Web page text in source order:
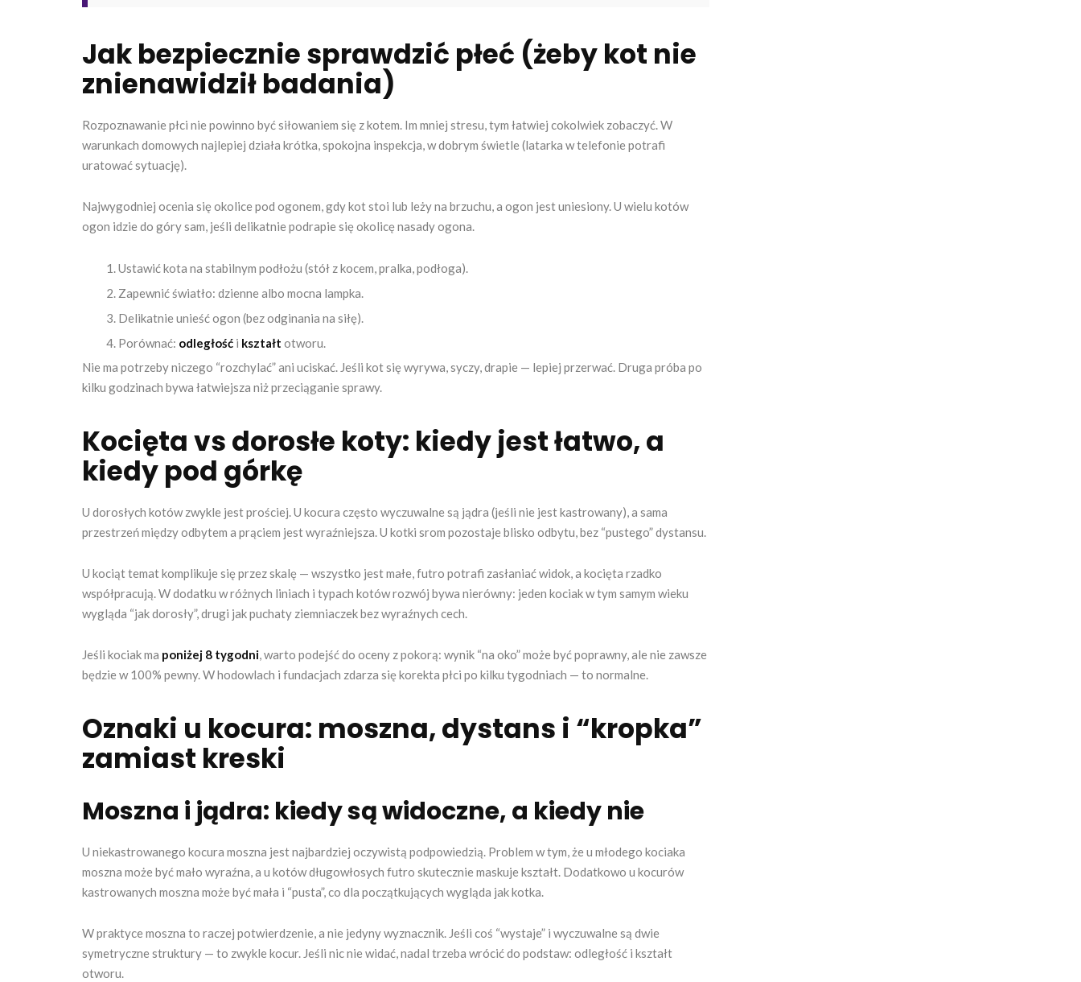
Jak bezpiecznie sprawdzić płeć (żeby kot nie
znienawidził badania)
Rozpoznawanie płci nie powinno być siłowaniem się z kotem. Im mniej stresu, tym łatwiej cokolwiek zobaczyć. W
warunkach domowych najlepiej działa krótka, spokojna inspekcja, w dobrym świetle (latarka w telefonie potrafi
uratować sytuację).
Najwygodniej ocenia się okolice pod ogonem, gdy kot stoi lub leży na brzuchu, a ogon jest uniesiony. U wielu kotów
ogon idzie do góry sam, jeśli delikatnie podrapie się okolicę nasady ogona.
Ustawić kota na stabilnym podłożu (stół z kocem, pralka, podłoga).
Zapewnić światło: dzienne albo mocna lampka.
Delikatnie unieść ogon (bez odginania na siłę).
Porównać: odległość i kształt otworu.
Nie ma potrzeby niczego “rozchylać” ani uciskać. Jeśli kot się wyrywa, syczy, drapie — lepiej przerwać. Druga próba po
kilku godzinach bywa łatwiejsza niż przeciąganie sprawy.
Kocięta vs dorosłe koty: kiedy jest łatwo, a
kiedy pod górkę
U dorosłych kotów zwykle jest prościej. U kocura często wyczuwalne są jądra (jeśli nie jest kastrowany), a sama
przestrzeń między odbytem a prąciem jest wyraźniejsza. U kotki srom pozostaje blisko odbytu, bez “pustego” dystansu.
U kociąt temat komplikuje się przez skalę — wszystko jest małe, futro potrafi zasłaniać widok, a kocięta rzadko
współpracują. W dodatku w różnych liniach i typach kotów rozwój bywa nierówny: jeden kociak w tym samym wieku
wygląda “jak dorosły”, drugi jak puchaty ziemniaczek bez wyraźnych cech.
Jeśli kociak ma poniżej 8 tygodni, warto podejść do oceny z pokorą: wynik “na oko” może być poprawny, ale nie zawsze
będzie w 100% pewny. W hodowlach i fundacjach zdarza się korekta płci po kilku tygodniach — to normalne.
Oznaki u kocura: moszna, dystans i “kropka”
zamiast kreski
Moszna i jądra: kiedy są widoczne, a kiedy nie
U niekastrowanego kocura moszna jest najbardziej oczywistą podpowiedzią. Problem w tym, że u młodego kociaka
moszna może być mało wyraźna, a u kotów długowłosych futro skutecznie maskuje kształt. Dodatkowo u kocurów
kastrowanych moszna może być mała i “pusta”, co dla początkujących wygląda jak kotka.
W praktyce moszna to raczej potwierdzenie, a nie jedyny wyznacznik. Jeśli coś “wystaje” i wyczuwalne są dwie
symetryczne struktury — to zwykle kocur. Jeśli nic nie widać, nadal trzeba wrócić do podstaw: odległość i kształt
otworu.